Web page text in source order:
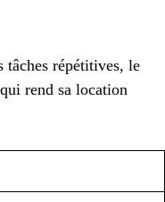
tâches répétitives, le
rend sa location